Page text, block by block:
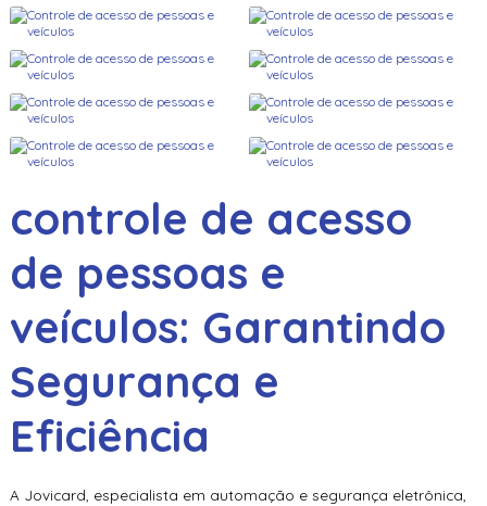
controle de acesso
de pessoas e
veículos: Garantindo
Segurança e
Eficiência
A Jovicard, especialista em automação e segurança eletrônica,